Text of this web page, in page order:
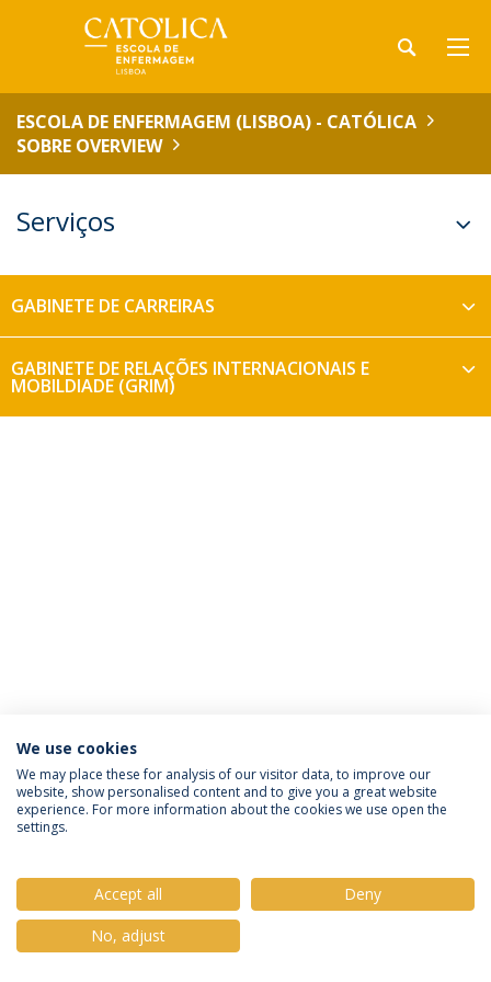
ESCOLA DE ENFERMAGEM (LISBOA) - CATÓLICA
SOBRE OVERVIEW
Serviços
GABINETE DE CARREIRAS
GABINETE DE RELAÇÕES INTERNACIONAIS E
MOBILDIADE (GRIM)
Política de Privacidade
Termos e Condições
Direitos do Titular dos Dados
© 2026 Universidade Católica Portuguesa
We use cookies
We may place these for analysis of our visitor data, to improve our
website, show personalised content and to give you a great website
experience. For more information about the cookies we use open the
settings.
Accept all
Deny
No, adjust